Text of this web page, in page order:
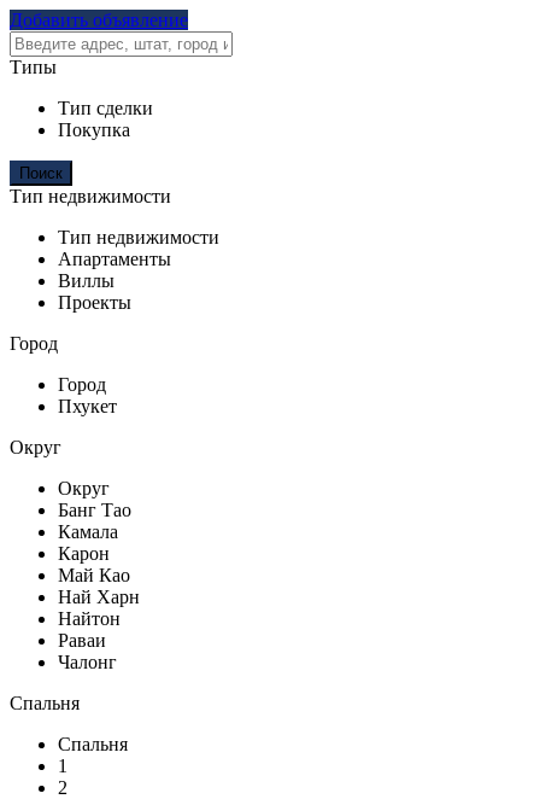
Добавить объявление
Типы
Тип сделки
Покупка
Тип недвижимости
Тип недвижимости
Апартаменты
Виллы
Проекты
Город
Город
Пхукет
Округ
Округ
Банг Тао
Камала
Карон
Май Као
Най Харн
Найтон
Раваи
Чалонг
Спальня
Спальня
1
2